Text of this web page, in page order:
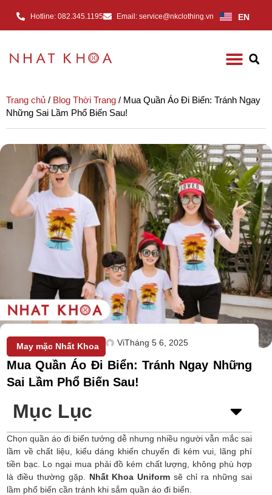
Hotline: 082.345.1195 Email: service@nkclothing.vn EN
Trang chủ / Blog Thời Trang / Mua Quần Áo Đi Biển: Tránh Ngay
Những Sai Lầm Phổ Biến Sau!
May mặc Nhất Khoa ViTháng 5 6, 2025
Mua Quần Áo Đi Biển: Tránh Ngay Những
Sai Lầm Phổ Biến Sau!
Mục Lục
Chọn quần áo đi biển tưởng dễ nhưng nhiều người vẫn mắc sai
lầm về chất liệu, kiểu dáng khiến chuyến đi kém vui, lãng phí
tiền bạc. Lo ngại mua phải đồ kém chất lượng, không phù hợp
là điều thường gặp. Nhất Khoa Uniform sẽ chỉ ra những sai
lầm phổ biến cần tránh khi sắm quần áo đi biển.